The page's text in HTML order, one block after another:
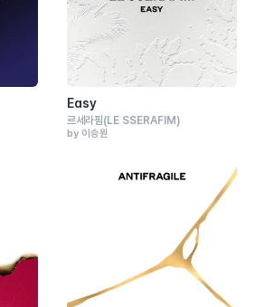
Easy
르세라핌(LE SSERAFIM)
by 이승원